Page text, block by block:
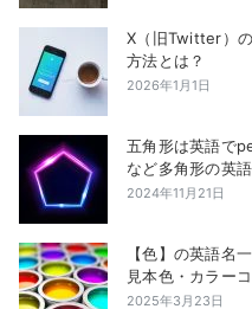
X（旧Twitter）
方法とは？
2026年1月1日
五角形は英語で
など多角形の英
2024年11月21日
【色】の英語名
見本色・カラー
2025年3月23日